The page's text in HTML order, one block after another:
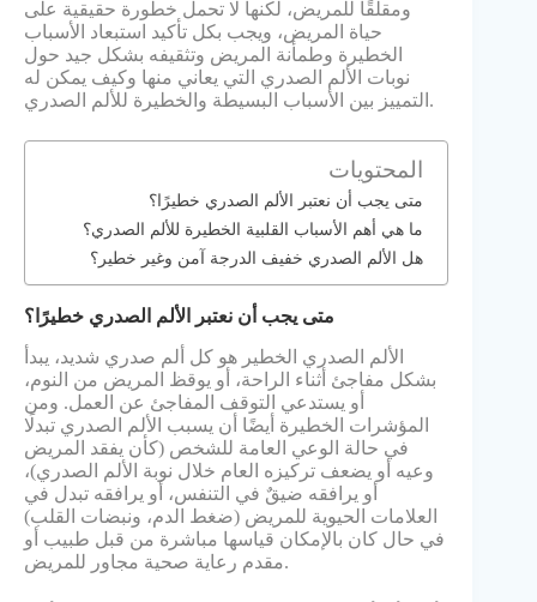
ومقلقًا للمريض، لكنها لا تحمل خطورة حقيقية على
حياة المريض، ويجب بكل تأكيد استبعاد الأسباب
الخطيرة وطمأنة المريض وتثقيفه بشكل جيد حول
نوبات الألم الصدري التي يعاني منها وكيف يمكن له
التمييز بين الأسباب البسيطة والخطيرة للألم الصدري.
المحتويات
متى يجب أن نعتبر الألم الصدري خطيرًا؟
ما هي أهم الأسباب القلبية الخطيرة للألم الصدري؟
هل الألم الصدري خفيف الدرجة آمن وغير خطير؟
متى يجب أن نعتبر الألم الصدري خطيرًا؟
الألم الصدري الخطير هو كل ألم صدري شديد، يبدأ
بشكل مفاجئ أثناء الراحة، أو يوقظ المريض من النوم،
أو يستدعي التوقف المفاجئ عن العمل. ومن
المؤشرات الخطيرة أيضًا أن يسبب الألم الصدري تبدلًا
في حالة الوعي العامة للشخص (كأن يفقد المريض
وعيه أو يضعف تركيزه العام خلال نوبة الألم الصدري)،
أو يرافقه ضيقٌ في التنفس، أو يرافقه تبدل في
العلامات الحيوية للمريض (ضغط الدم، ونبضات القلب)
في حال كان بالإمكان قياسها مباشرة من قبل طبيب أو
مقدم رعاية صحية مجاور للمريض.